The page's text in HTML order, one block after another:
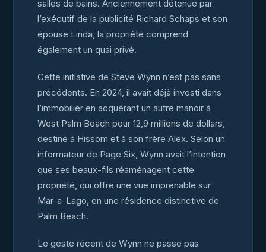
salles de bains. Anciennement détenue par
l’exécutif de la publicité Richard Schaps et son
épouse Linda, la propriété comprend
également un quai privé.
Cette initiative de Steve Wynn n’est pas sans
précédents. En 2024, il avait déjà investi dans
l’immobilier en acquérant un autre manoir à
West Palm Beach pour 12,9 millions de dollars,
destiné à Hissom et à son frère Alex. Selon un
informateur de Page Six, Wynn avait l’intention
que ses beaux-fils réaménagent cette
propriété, qui offre une vue imprenable sur
Mar-a-Lago, en une résidence distinctive de
Palm Beach.
Le geste récent de Wynn ne passe pas